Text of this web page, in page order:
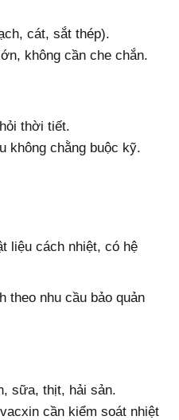
cát, sắt thép).
không cần che chắn.
thời tiết.
không chằng buộc kỹ.
liệu cách nhiệt, có hệ
theo nhu cầu bảo quản
sữa, thịt, hải sản.
cần kiểm soát nhiệt